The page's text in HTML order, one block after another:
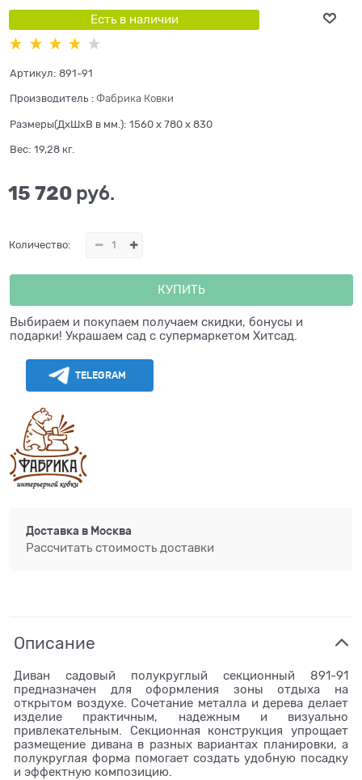
Есть в наличии
Артикул: 891-91
Производитель : Фабрика Ковки
Размеры(ДхШхВ в мм.): 1560 x 780 x 830
Вес: 19,28 кг.
15 720 руб.
Количество:
КУПИТЬ
Выбираем и покупаем получаем скидки, бонусы и
подарки! Украшаем сад с супермаркетом Хитсад.
TELEGRAM
Доставка в Москва
Рассчитать стоимость доставки
Описание
Диван садовый полукруглый секционный 891-91
предназначен для оформления зоны отдыха на
открытом воздухе. Сочетание металла и дерева делает
изделие практичным, надежным и визуально
привлекательным. Секционная конструкция упрощает
размещение дивана в разных вариантах планировки, а
полукруглая форма помогает создать удобную посадку
и эффектную композицию.